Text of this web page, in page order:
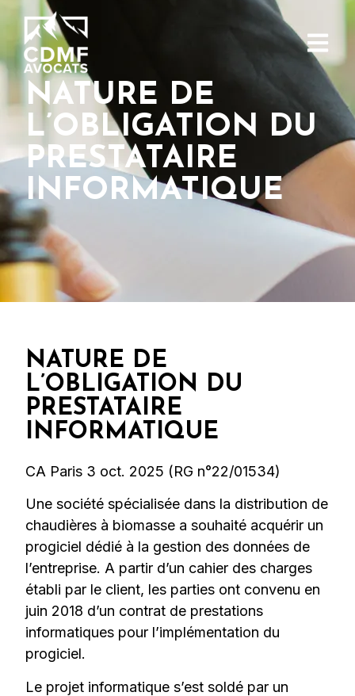
NATURE DE
L’OBLIGATION DU
PRESTATAIRE
INFORMATIQUE
NATURE DE
L’OBLIGATION DU
PRESTATAIRE
INFORMATIQUE
CA Paris 3 oct. 2025 (RG n°22/01534)
Une société spécialisée dans la distribution de
chaudières à biomasse a souhaité acquérir un
progiciel dédié à la gestion des données de
l’entreprise. A partir d’un cahier des charges
établi par le client, les parties ont convenu en
juin 2018 d’un contrat de prestations
informatiques pour l’implémentation du
progiciel.
Le projet informatique s’est soldé par un